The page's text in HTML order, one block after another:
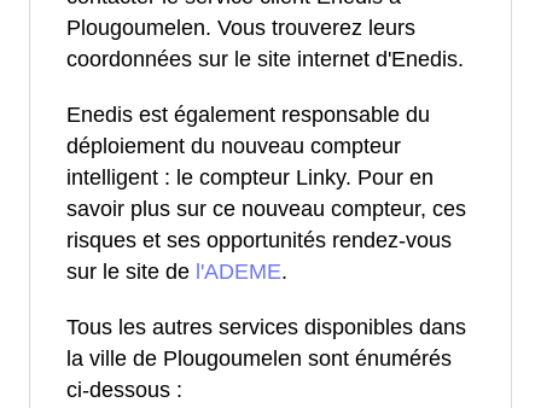
Plougoumelen. Vous trouverez leurs
coordonnées sur le site internet d'Enedis.
Enedis est également responsable du
déploiement du nouveau compteur
intelligent : le compteur Linky. Pour en
savoir plus sur ce nouveau compteur, ces
risques et ses opportunités rendez-vous
sur le site de l'ADEME.
Tous les autres services disponibles dans
la ville de Plougoumelen sont énumérés
ci-dessous :